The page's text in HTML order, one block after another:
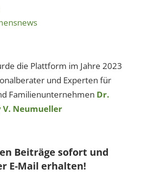
die Plattform im Jahre 2023
und Experten für
Familienunternehmen Dr.
V. Neumueller
Beiträge sofort und
E-Mail erhalten!